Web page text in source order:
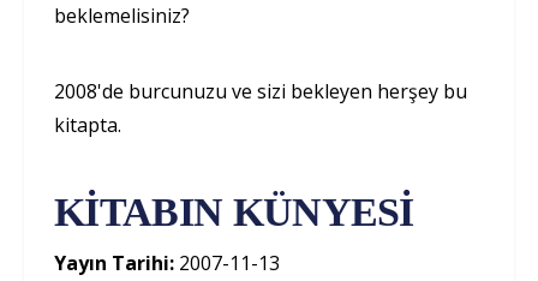
beklemelisiniz?
2008'de burcunuzu ve sizi bekleyen herşey bu
kitapta.
KİTABIN KÜNYESİ
Yayın Tarihi: 2007-11-13